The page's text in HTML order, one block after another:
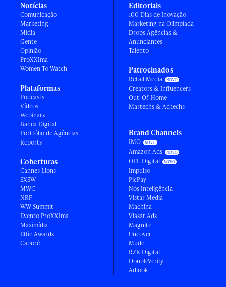
Notícias
Comunicação
Marketing
Mídia
Gente
Opinião
ProXXIma
Women To Watch
Plataformas
Podcasts
Vídeos
Webinars
Banca Digital
Portfólio de Agências
Reports
Coberturas
Cannes Lions
SXSW
MWC
NRF
WW Summit
Evento ProXXIma
Maximídia
Effie Awards
Caboré
Editoriais
100 Dias de Inovação
Marketing na Olimpíada
Drops Agências &
Anunciantes
Talento
Patrocinados
Retail Media
Creators & Influencers
Out-Of-Home
Martechs & Adtechs
Brand Channels
IMO
Amazon Ads
OPL Digital
Impulso
PicPay
Nós Inteligência
Vistar Media
Machina
Viasat Ads
Magnite
Uncover
Mude
RZK Digital
DoubleVerify
Adlook